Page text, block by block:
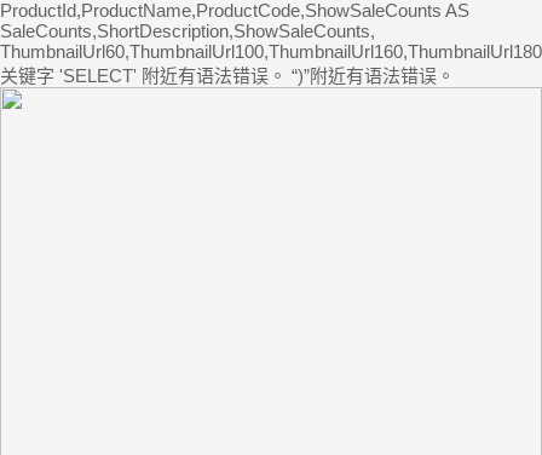
ProductId,ProductName,ProductCode,ShowSaleCounts AS
SaleCounts,ShortDescription,ShowSaleCounts,
关键字 'SELECT' 附近有语法错误。 “)”附近有语法错误。